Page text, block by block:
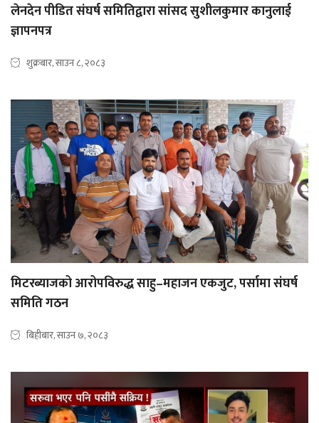
लेनदेन पीडित संघर्ष समितिद्वारा सांसद सुशीलकुमार कानुलाई
ज्ञापनपत्र
शुक्रबार, साउन ८, २०८३
मिटरब्याजको आरोपविरुद्ध साहु–महाजन एकजुट, पर्सामा संघर्ष
समिति गठन
बिहीबार, साउन ७, २०८३